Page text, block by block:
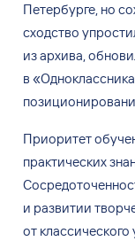
Петербурге, но
сходство
из архива,
в
Приоритет
практических
и развитии
от